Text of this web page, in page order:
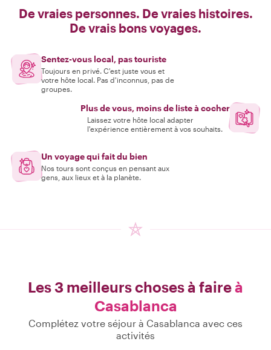
De vraies personnes. De vraies histoires.
De vrais bons voyages.
Sentez-vous local, pas touriste
Toujours en privé. C'est juste vous et
votre hôte local. Pas d'inconnus, pas de
groupes.
Plus de vous, moins de liste à cocher
Laissez votre hôte local adapter
l'expérience entièrement à vos souhaits.
Un voyage qui fait du bien
Nos tours sont conçus en pensant aux
gens, aux lieux et à la planète.
Les 3 meilleurs choses à faireà
Casablanca
Complétez votre séjour à Casablanca avec ces
activités